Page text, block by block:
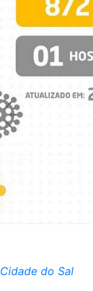
Cidade do Sal